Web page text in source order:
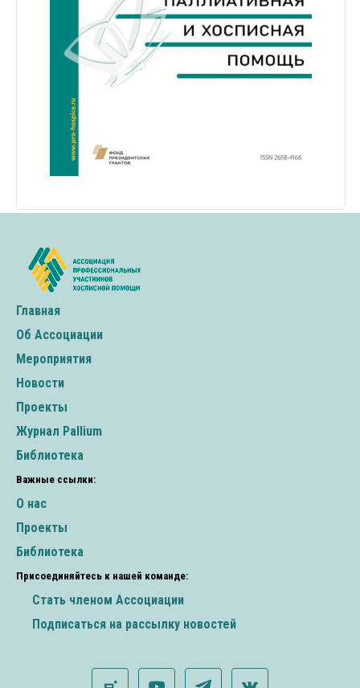
Главная
Об Ассоциации
Мероприятия
Новости
Проекты
Журнал Pallium
Библиотека
Важные ссылки:
О нас
Проекты
Библиотека
Присоединяйтесь к нашей команде:
Стать членом Ассоциации
Подписаться на рассылку новостей